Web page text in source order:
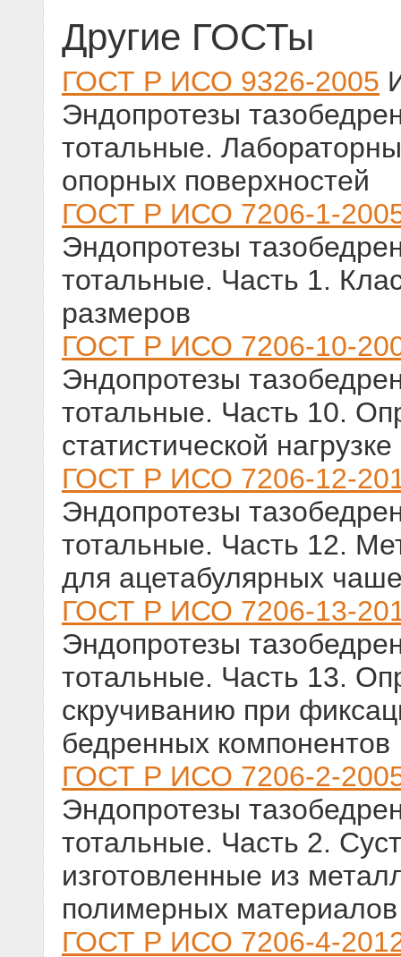
Другие ГОСТы
ГОСТ Р ИСО 9326-2005
Эндопротезы
тотальные.
опорных поверхностей
ГОСТ Р ИСО 7206-1-
Эндопротезы
тотальные. Часть 1.
размеров
ГОСТ Р ИСО 7206-10-
Эндопротезы
тотальные. Часть 10.
статистической
ГОСТ Р ИСО 7206-12-
Эндопротезы
тотальные. Часть 12.
для ацетабулярных
ГОСТ Р ИСО 7206-13-
Эндопротезы
тотальные. Часть 13.
скручиванию при
бедренных компонентов
ГОСТ Р ИСО 7206-2-
Эндопротезы
тотальные. Часть 2.
изготовленные из
полимерных материалов
ГОСТ Р ИСО 7206-4-